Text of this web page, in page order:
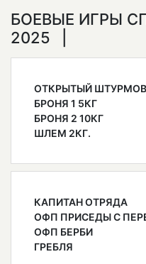
БОЕВЫЕ ИГРЫ
2025
ОТКРЫТЫЙ
БРОНЯ 1 5КГ
БРОНЯ 2 10КГ
ШЛЕМ 2КГ.
КАПИТАН ОТРЯДА
ОФП ПРИСЕДЫ С
ОФП БЕРБИ
ГРЕБЛЯ